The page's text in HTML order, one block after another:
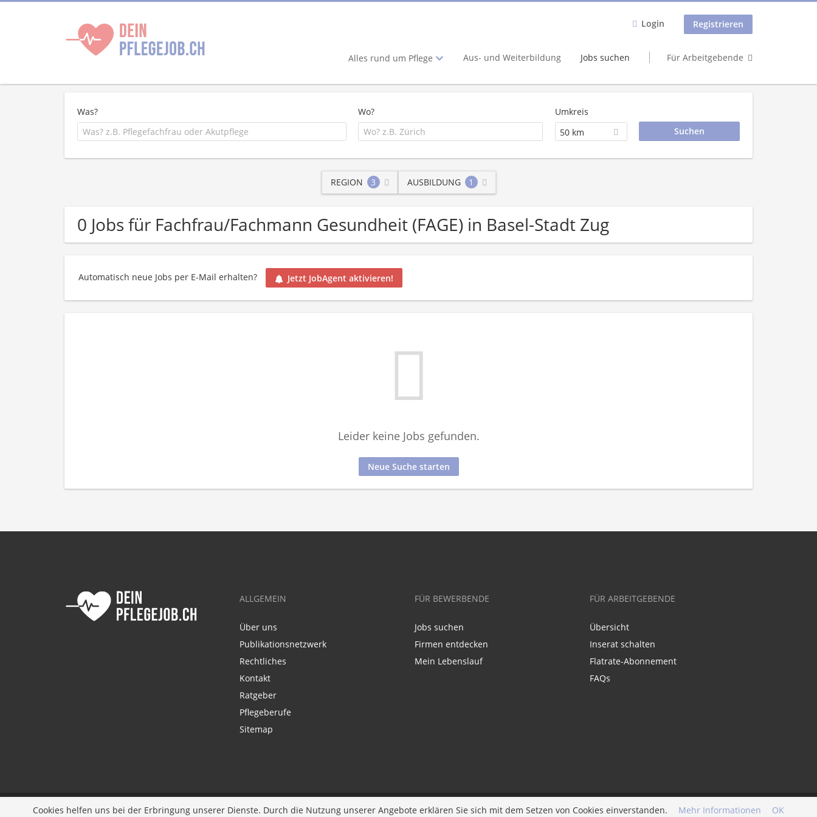
Login Registrieren
Alles rund um Pflege Aus- und Weiterbildung Jobs suchen Für Arbeitgebende
Was? Wo?
Umkreis
50 km
REGION 3 AUSBILDUNG 1
0 Jobs für Fachfrau/Fachmann Gesundheit (FAGE) in Basel-Stadt Zug
Automatisch neue Jobs per E-Mail erhalten? Jetzt JobAgent aktivieren!
Leider keine Jobs gefunden.
Neue Suche starten
ALLGEMEIN
Über uns
Publikationsnetzwerk
Rechtliches
Kontakt
Ratgeber
Pflegeberufe
Sitemap
FÜR BEWERBENDE
Jobs suchen
Firmen entdecken
Mein Lebenslauf
FÜR ARBEITGEBENDE
Übersicht
Inserat schalten
Flatrate-Abonnement
FAQs
Ein Unternehmen derDiversity Job Group GmbH
Cookies helfen uns bei der Erbringung unserer Dienste. Durch die Nutzung unserer Angebote erklären Sie sich mit dem Setzen von Cookies einverstanden. Mehr Informationen OK